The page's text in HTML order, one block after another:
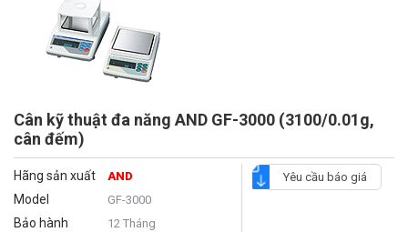
Cân kỹ thuật đa năng AND GF-3000 (3100/0.01g,
cân đếm)
Hãng sản xuất AND
Model GF-3000
Bảo hành 12 Tháng
Yêu cầu báo giá